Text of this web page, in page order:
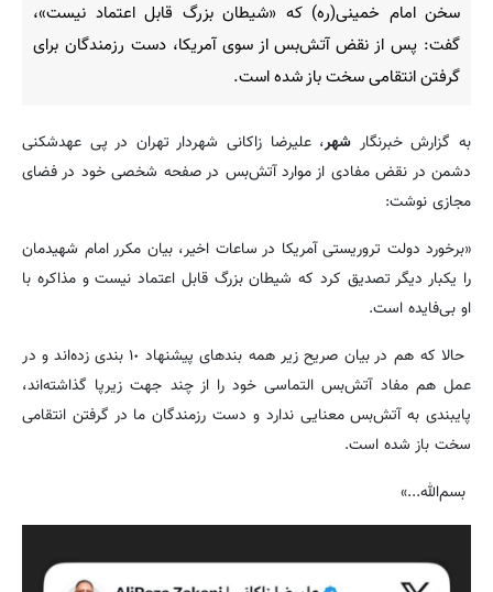
سخن امام خمینی(ره) که «شیطان بزرگ قابل اعتماد نیست»،
گفت: پس از نقض آتش‌بس از سوی آمریکا، دست رزمندگان برای
گرفتن انتقامی سخت باز شده است.
به گزارش خبرنگار شهر، علیرضا زاکانی شهردار تهران در پی عهدشکنی
دشمن در نقض مفادی از موارد آتش‌بس در صفحه شخصی خود در فضای
مجازی نوشت:
«برخورد دولت تروریستی آمریکا در ساعات اخیر، بیان مکرر امام شهیدمان
را یکبار دیگر تصدیق کرد که شیطان بزرگ قابل اعتماد نیست و مذاکره با
او بی‌فایده است.
حالا که هم در بیان صریح زیر همه بندهای پیشنهاد ١٠ بندی زده‌اند و در
عمل هم مفاد آتش‌بس التماسی خود را از چند جهت زیرپا گذاشته‌اند،
پایبندی به آتش‌بس معنایی ندارد و دست رزمندگان ما در گرفتن انتقامی
سخت باز شده است.
بسم‌الله...»